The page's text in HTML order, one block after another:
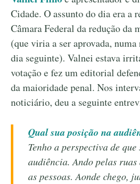
Cidade. O assunto do dia era a
Câmara Federal da redução da
(que viria a ser aprovada,
dia seguinte). Valnei estava
votação e fez um editorial
da maioridade penal. Nos
noticiário, deu a seguinte
Qual sua posição na
Tenho a perspectiva de
audiência. Ando pelas ruas
as pessoas. Aonde chego,